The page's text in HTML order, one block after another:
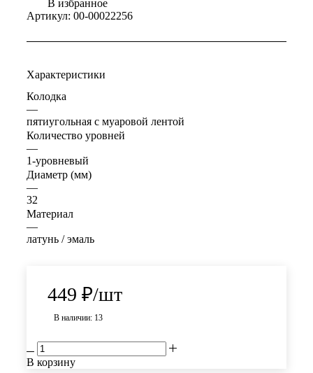
В избранное
Артикул: 00-00022256
Характеристики
Колодка
—
пятиугольная с муаровой лентой
Количество уровней
—
1-уровневый
Диаметр (мм)
—
32
Материал
—
латунь / эмаль
449 ₽/шт
В наличии: 13
В корзину